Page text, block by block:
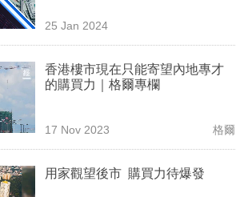
25 Jan 2024
香港樓市現在只能寄望內地專才
的購買力｜格爾專欄
17 Nov 2023 格爾
用家觀望後市 購買力待爆發